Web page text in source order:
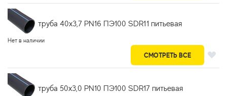
труба 40х3,7 PN16 ПЭ100 SDR11 питьевая
Нет в наличии
СМОТРЕТЬ ВСЕ
труба 50х3,0 PN10 ПЭ100 SDR17 питьевая